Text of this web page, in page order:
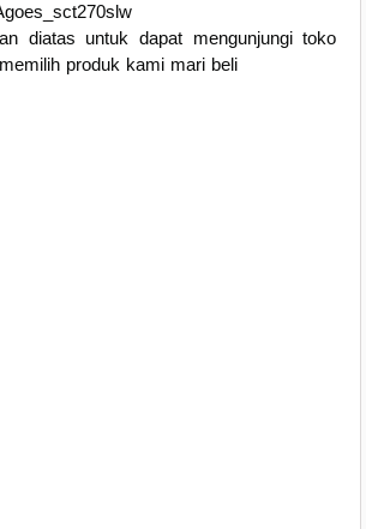
diatas untuk dapat mengunjungi toko
produk kami mari beli